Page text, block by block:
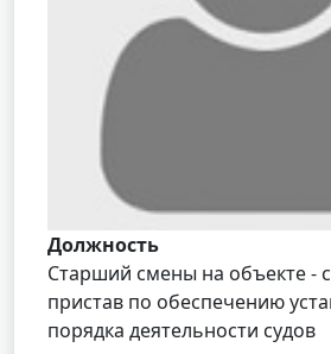
Должность
Старший смены на объекте -
пристав по обеспечению
порядка деятельности судов